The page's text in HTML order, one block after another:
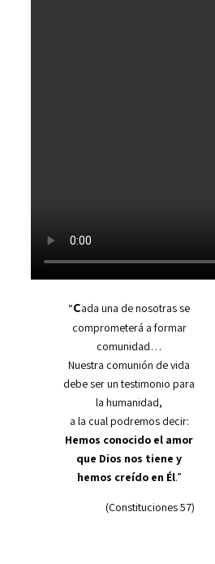
“Cada una de nosotras se
comprometerá a formar
comunidad…
Nuestra comunión de vida
debe ser un testimonio para
la humanidad,
a la cual podremos decir:
Hemos conocido el amor
que Dios nos tiene y
hemos creído en Él.”
(Constituciones 57)